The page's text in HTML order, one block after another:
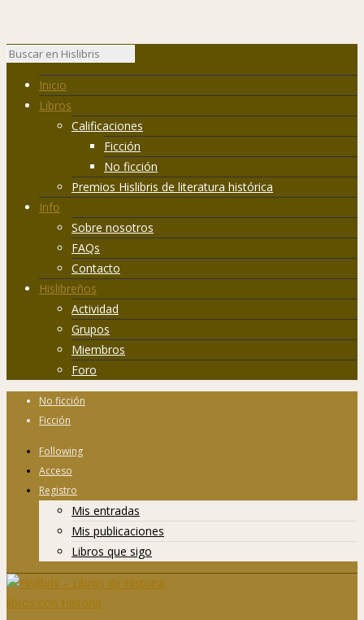
Inicio
Libros
Calificaciones
Ficción
No ficción
Premios Hislibris de literatura histórica
Info
Sobre nosotros
FAQs
Contacto
Hislibreños
Actividad
Grupos
Miembros
Foro
No ficción
Ficción
Following
Acceso
Registro
Mis entradas
Mis publicaciones
Libros que sigo